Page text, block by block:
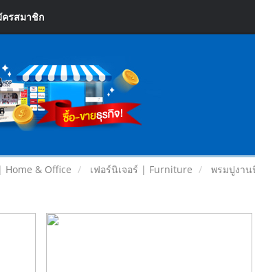
รสมาชิก
& Office เฟอร์นิเจอร์ | Furniture พรมปูงาน